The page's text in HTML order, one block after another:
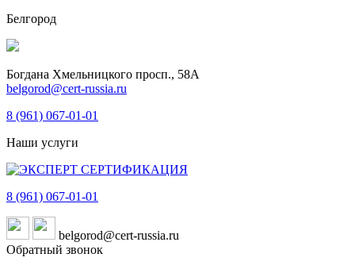
Белгород
Богдана Хмельницкого просп., 58А
belgorod@cert-russia.ru
8 (961) 067-01-01
Наши услуги
8 (961) 067-01-01
belgorod@cert-russia.ru
Обратный звонок